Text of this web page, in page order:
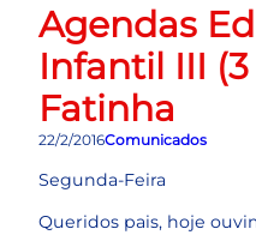
Agendas
Infantil III (3
Fatinha
22/2/2016Comunicados
Segunda-Feira
Queridos pais, hoje